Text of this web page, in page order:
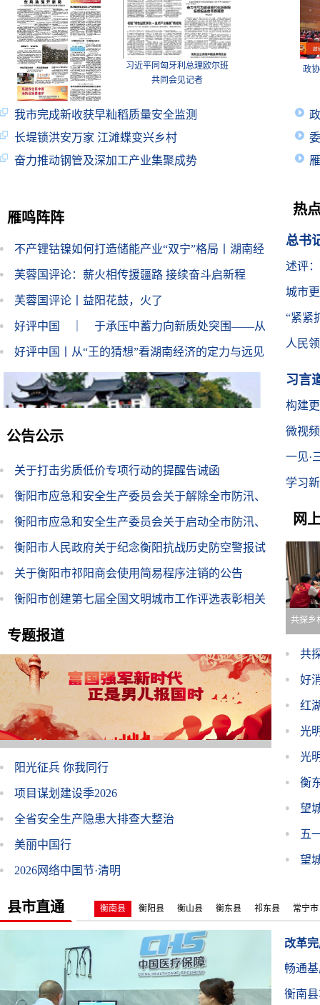
习近平同匈牙利总理欧尔班
共同会见记者
我市完成新收获早籼稻质量安全监测
长堤锁洪安万家 江滩蝶变兴乡村
奋力推动钢管及深加工产业集聚成势
政
雁鸣阵阵
不产锂钴镍如何打造储能产业“双宁”格局丨湖南经
济微观察⑤
芙蓉国评论：薪火相传援疆路 接续奋斗启新程
芙蓉国评论丨益阳花鼓，火了
好评中国 ｜ 于承压中蓄力向新质处突围——从
2026年半年经济数据看湖南高质量发展底气
好评中国丨从“王的猜想”看湖南经济的定力与远见
公告公示
关于打击劣质低价专项行动的提醒告诫函
衡阳市应急和安全生产委员会关于解除全市防汛、
地质灾害、自然灾害救助四级应急响应的通知
衡阳市应急和安全生产委员会关于启动全市防汛、
地质灾害、自然灾害救助四级应急响应的通知
衡阳市人民政府关于纪念衡阳抗战历史防空警报试
鸣的通告
关于衡阳市祁阳商会使用简易程序注销的公告
衡阳市创建第七届全国文明城市工作评选表彰相关
表格
专题报道
阳光征兵 你我同行
项目谋划建设季2026
全省安全生产隐患大排查大整治
美丽中国行
2026网络中国节·清明
热
总书
述评
城市
“紧紧
突出
人民
习言
构建
微视
一见·
学习
网
共探乡
选
共
好
大
红
光
光
衡
望
五
望
县市直通 衡南县 衡阳县 衡山县 衡东县 祁东县 常宁市
改革
质生活
畅通
生实事
衡南